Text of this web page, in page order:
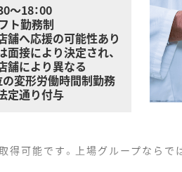
～18：00
ト勤務制
舗へ応援の可能性あり
接により決定され、
舗により異なる
変形労働時間制勤務
定通り付与
可能です。上場グループならで